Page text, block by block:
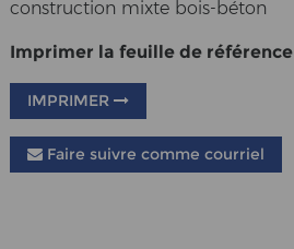
construction mixte bois-béton
Imprimer la feuille de référence
IMPRIMER
Faire suivre comme courriel